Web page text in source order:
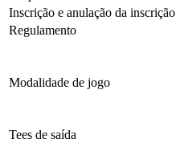
Inscrição e anulação da inscrição
Regulamento
Modalidade de jogo
Tees de saída